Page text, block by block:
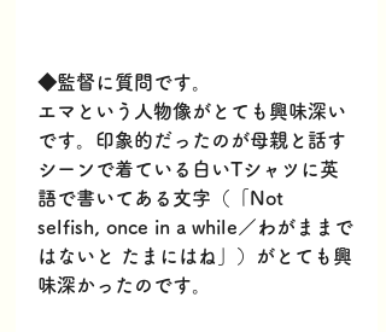
◆監督に質問です。
エマという人物像がとても興味深い
です。 印象的だったのが母親と話す
シーンで着ている白いTシャツに英
語で書いてある文字（「Not
selfish, once in a while／わがままで
はないと たまにはね」）がとても興
味深かったのです。